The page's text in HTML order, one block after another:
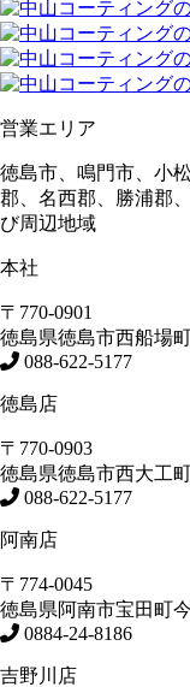
営業エリア
徳島市、鳴門市、小
郡、名西郡、勝浦郡
び周辺地域
本社
〒770-0901
徳島県徳島市西船場
088-622-5177
徳島店
〒770-0903
徳島県徳島市西大工
088-622-5177
阿南店
〒774-0045
徳島県阿南市宝田町
0884-24-8186
吉野川店